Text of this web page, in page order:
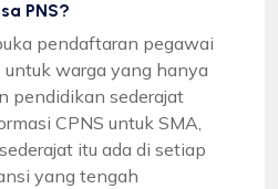
PNS?
pendaftaran pegawai
untuk warga yang hanya
pendidikan sederajat
CPNS untuk SMA,
itu ada di setiap
yang tengah